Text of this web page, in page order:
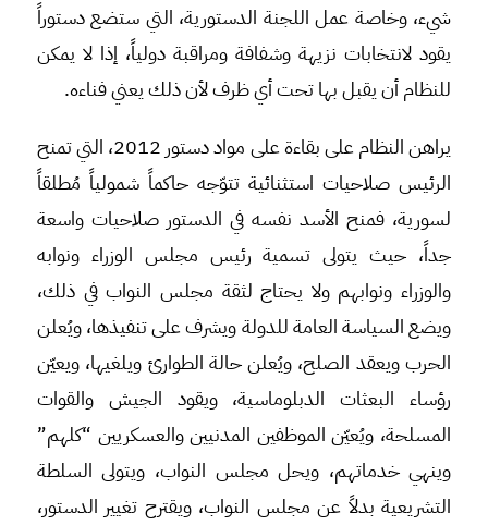
شيء، وخاصة عمل اللجنة الدستورية، التي ستضع دستوراً
يقود لانتخابات نزيهة وشفافة ومراقبة دولياً، إذا لا يمكن
للنظام أن يقبل بها تحت أي ظرف لأن ذلك يعني فناءه.
يراهن النظام على بقاءة على مواد دستور 2012، التي تمنح
الرئيس صلاحيات استثنائية تتوّجه حاكماً شمولياً مُطلقاً
لسورية، فمنح الأسد نفسه في الدستور صلاحيات واسعة
جداً، حيث يتولى تسمية رئيس مجلس الوزراء ونوابه
والوزراء ونوابهم ولا يحتاج لثقة مجلس النواب في ذلك،
ويضع السياسة العامة للدولة ويشرف على تنفيذها، ويُعلن
الحرب ويعقد الصلح، ويُعلن حالة الطوارئ ويلغيها، ويعيّن
رؤساء البعثات الدبلوماسية، ويقود الجيش والقوات
المسلحة، ويُعيّن الموظفين المدنيين والعسكريين “كلهم”
وينهي خدماتهم، ويحل مجلس النواب، ويتولى السلطة
التشريعية بدلاً عن مجلس النواب، ويقترح تغيير الدستور،